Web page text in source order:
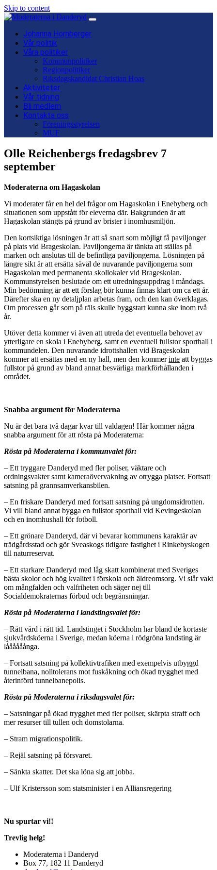
Skip to content
Main
Navigation
Johanna Hornberger
Vår politik
Våra politiker
Kommunpolitiker
Regionpolitiker
Riksdagskandidat Christian Hoas
Aktiviteter
Vår tidning
Bli medlem
Kontakta oss
Föreningsstyrelsen
MUF
Olle Reichenbergs fredagsbrev 7
september
Moderaterna om Hagaskolan
Vi moderater får en hel del frågor om Hagaskolan i Enebyberg och
situationen som uppstått för eleverna där. Bakgrunden är att
Hagaskolan stängts på grund av brister i inomhusmiljön.
Den kortsiktiga lösningen är att så snart som möjligt få paviljonger
på plats vid Brageskolan. Paviljongerna är tänkta att ställas på
marken och anslutas till de befintliga paviljongerna. Lösningen på
längre sikt är att ersätta såväl de nuvarande paviljongerna som
Hagaskolan med permanenta skollokaler vid Brageskolan.
Kommunstyrelsen beslutade om ett utredningsuppdrag i måndags.
Min bedömning är att ett förslag bör kunna finnas klart om ca ett år.
Därefter ska en ny detaljplan arbetas fram, och den kan överklagas.
Om processen går som på räls skulle byggstart kunna ske inom två
år.
Utöver detta kommer vi även att utreda det eventuella behovet av
ytterligare en skola i Enebyberg, samt en eventuell fullstor sporthall i
kommundelen. Den nuvarande idrottshallen vid Brageskolan
kommer att ersättas med en ny hall, men den kommerinte att byggas
fullstor på grund av bland annat besvärliga markförhållanden i
området.
Snabba argument för Moderaterna
Nu är det bara två dagar kvar till valdagen! Här kommer några
snabba argument för att rösta på Moderaterna:
Rösta på Moderaterna i kommunvalet för:
– Ett tryggare Danderyd med fler poliser, väktare och
ordningsvakter samt kameraövervakning av otrygga platser. Fortsatt
satsning på grannsamverkansbilen.
– En friskare Danderyd med fortsatt satsning på ungdomsidrotten.
Vi vill bland annat bygga en fullstor sporthall vid Kevingeskolan
och en inomhushall för fotboll.
– Ett grönare Danderyd, där vi bevarar kommunens karaktär av
trädgårdsstad och gör Sveaskogs tidigare fastighet i Rinkebyskogen
till naturreservat.
– Ett starkare Danderyd med låg skatt kombinerat med Sveriges
bästa skolor och hög kvalitet i förskola och äldreomsorg. Vi slår vakt
om mångfalden och valfriheten och säger nej till
Socialdemokraternas förbud och begränsningar.
Rösta på Moderaterna i landstingsvalet för:
– Rätt vård i rätt tid. Landstinget i Stockholm har bland de kortaste
sjukvårdsköerna i Sverige, medan köerna i rödgröna landsting är
låååååånga.
– Fortsatt satsning på kollektivtrafiken med exempelvis utbyggd
tunnelbana, nolltolerans mot fuskåkning och ökad trygghet med
återinförd tunnelbanepolis.
Rösta på Moderaterna i riksdagsvalet för:
– Satsningar på ökad trygghet med fler poliser, skärpta straff och
mer resurser till tullen och domstolarna.
– Stram migrationspolitik.
– Rejäl satsning på försvaret.
– Sänkta skatter. Det ska löna sig att jobba.
– Ulf Kristersson som statsminister i en Alliansregering
Nu spurtar vi!!
Trevlig helg!
Moderaterna i Danderyd
Box 77, 182 11 Danderyd